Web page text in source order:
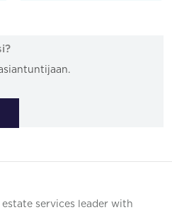
services leader with